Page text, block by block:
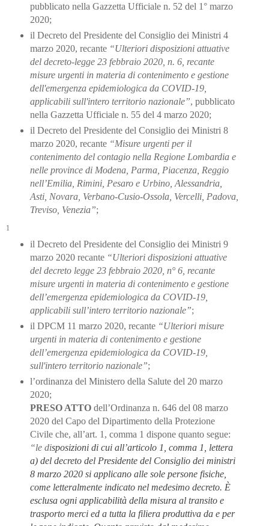
pubblicato nella Gazzetta Ufficiale n. 52 del 1° marzo
2020;
il Decreto del Presidente del Consiglio dei Ministri 4
marzo 2020, recante “Ulteriori disposizioni attuative
del decreto-legge 23 febbraio 2020, n. 6, recante
misure urgenti in materia di contenimento e gestione
dell'emergenza epidemiologica da COVID-19,
applicabili sull'intero territorio nazionale”, pubblicato
nella Gazzetta Ufficiale n. 55 del 4 marzo 2020;
il Decreto del Presidente del Consiglio dei Ministri 8
marzo 2020, recante “Misure urgenti per il
contenimento del contagio nella Regione Lombardia e
nelle province di Modena, Parma, Piacenza, Reggio
nell’Emilia, Rimini, Pesaro e Urbino, Alessandria,
Asti, Novara, Verbano-Cusio-Ossola, Vercelli, Padova,
Treviso, Venezia”;
1
il Decreto del Presidente del Consiglio dei Ministri 9
marzo 2020 recante “Ulteriori disposizioni attuative
del decreto legge 23 febbraio 2020, n° 6, recante
misure urgenti in materia di contenimento e gestione
dell’emergenza epidemiologica da COVID-19,
applicabili sull’intero territorio nazionale”;
il DPCM 11 marzo 2020, recante “Ulteriori misure
urgenti in materia di contenimento e gestione
dell’emergenza epidemiologica da COVID-19,
sull'intero territorio nazionale”;
l’ordinanza del Ministero della Salute del 20 marzo
2020;
PRESO ATTO dell’Ordinanza n. 646 del 08 marzo
2020 del Capo del Dipartimento della Protezione
Civile che, all’art. 1, comma 1 dispone quanto segue:
“le disposizioni di cui all’articolo 1, comma 1, lettera
a) del decreto del Presidente del Consiglio dei ministri
8 marzo 2020 si applicano alle sole persone fisiche,
come letteralmente indicato nel medesimo decreto. È
esclusa ogni applicabilità della misura al transito e
trasporto merci ed a tutta la filiera produttiva da e per